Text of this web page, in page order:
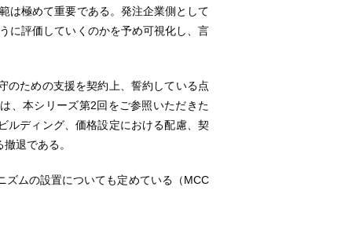
は極めて重要である。発注企業側として
に評価していくのかを予め可視化し、言
ための支援を契約上、誓約している点
、本シリーズ第2回をご参照いただきた
ルディング、価格設定における配慮、契
退である。
ムの設置についても定めている（MCC